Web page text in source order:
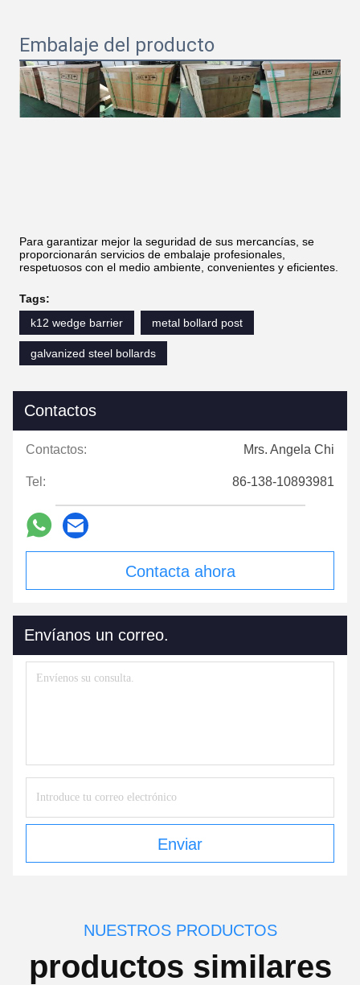
Embalaje del producto
Para garantizar mejor la seguridad de sus mercancías, se
proporcionarán servicios de embalaje profesionales,
respetuosos con el medio ambiente, convenientes y eficientes.
Tags:
k12 wedge barrier
metal bollard post
galvanized steel bollards
Contactos
Contactos: Mrs. Angela Chi
Tel: 86-138-10893981
Contacta ahora
Envíanos un correo.
Enviar
NUESTROS PRODUCTOS
productos similares